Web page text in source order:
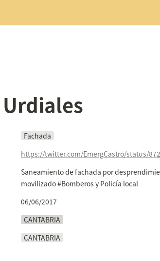
Fachada
https://twitter.com/EmergCastro/status/
Saneamiento de fachada por
movilizado #Bomberos y Policía local
06/06/2017
CANTABRIA
CANTABRIA